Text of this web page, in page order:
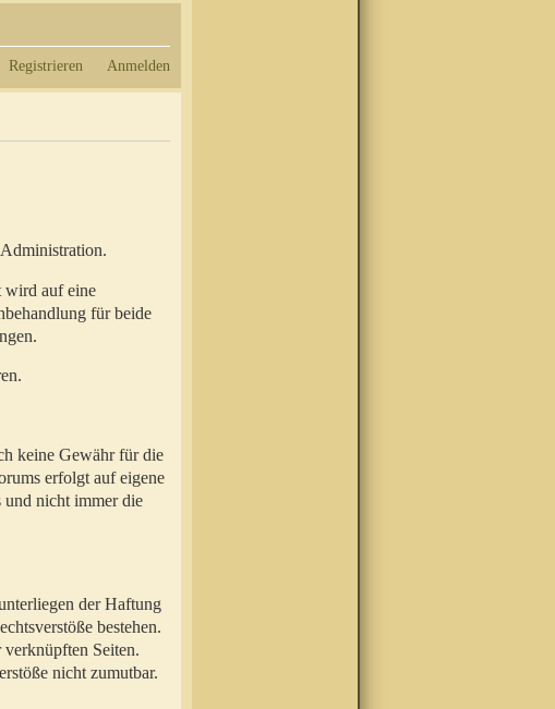
Registrieren Anmelden
wird auf eine
für beide
keine Gewähr für die
erfolgt auf eigene
und nicht immer die
der Haftung
bestehen.
Seiten.
nicht zumutbar.